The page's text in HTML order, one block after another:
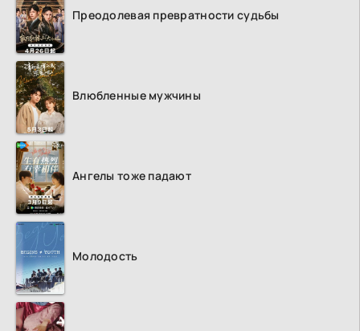
Преодолевая превратности судьбы
Влюбленные мужчины
Ангелы тоже падают
Молодость